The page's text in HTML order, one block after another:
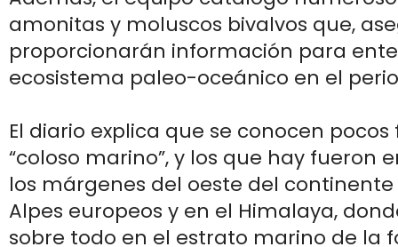
amonitas y moluscos bivalvos que,
proporcionarán información para
ecosistema paleo-oceánico en el
El diario explica que se conocen pocos
“coloso marino”, y los que hay fueron
los márgenes del oeste del
Alpes europeos y en el Himalaya,
sobre todo en el estrato marino de la